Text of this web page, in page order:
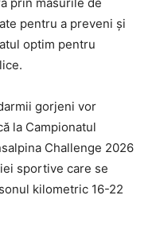
pentru a preveni și
optim pentru
gorjeni vor
la Campionatul
Challenge 2026
sportive care se
kilometric 16-22